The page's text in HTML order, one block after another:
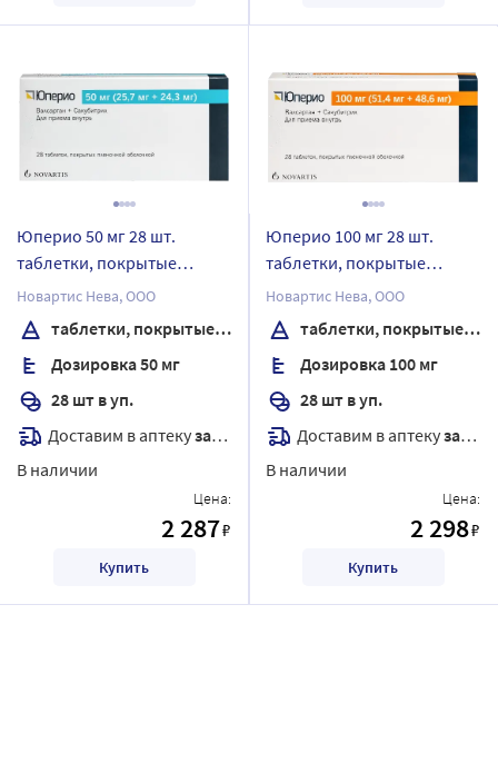
Юперио 50 мг 28 шт.
таблетки, покрытые
пленочной оболочкой
Новартис Нева, ООО
таблетки, покрытые пленочной оболочкой
Дозировка 50 мг
28 шт в уп.
Доставим в аптекузавтра
В наличии
Цена:
2 287₽
Купить
Юперио 100 мг 28 шт.
таблетки, покрытые
пленочной оболочкой
Новартис Нева, ООО
таблетки, покрытые пленочной оболочкой
Дозировка 100 мг
28 шт в уп.
Доставим в аптекузавтра
В наличии
Цена:
2 298₽
Купить